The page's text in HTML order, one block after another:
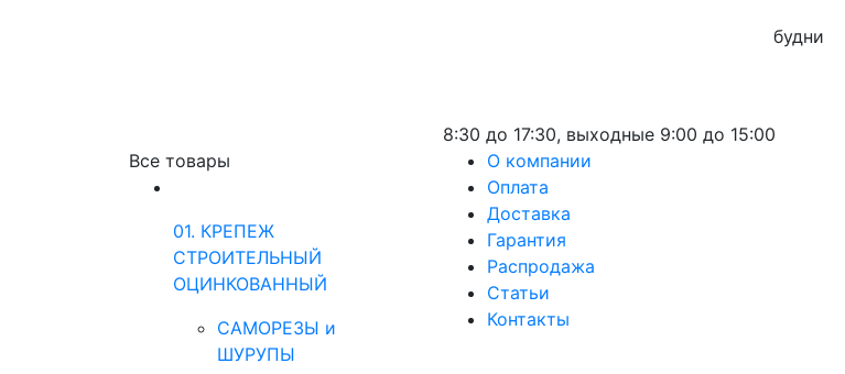
будни
8:30 до 17:30, выходные 9:00 до 15:00
Все товары
01. КРЕПЕЖ
СТРОИТЕЛЬНЫЙ
ОЦИНКОВАННЫЙ
САМОРЕЗЫ и
ШУРУПЫ
О компании
Оплата
Доставка
Гарантия
Распродажа
Статьи
Контакты